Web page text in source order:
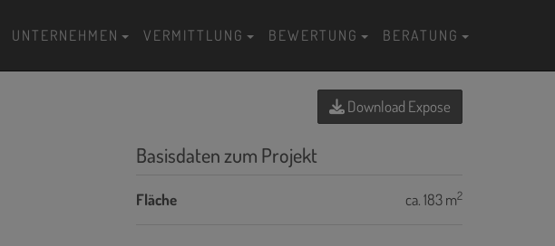
UNTERNEHMEN VERMITTLUNG BEWERTUNG BERATUNG
Download Expose
Basisdaten zum Projekt
Fläche ca. 183 m2